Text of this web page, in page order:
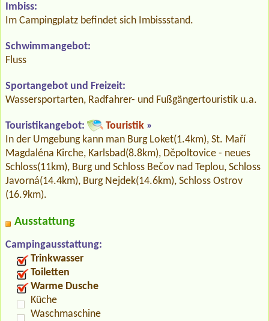
Imbiss:
Im Campingplatz befindet sich Imbissstand.
Schwimmangebot:
Fluss
Sportangebot und Freizeit:
Wassersportarten, Radfahrer- und Fußgängertouristik u.a.
Touristikangebot: Touristik »
In der Umgebung kann man Burg Loket(1.4km), St. Maří
Magdaléna Kirche, Karlsbad(8.8km), Děpoltovice - neues
Schloss(11km), Burg und Schloss Bečov nad Teplou, Schloss
Javorná(14.4km), Burg Nejdek(14.6km), Schloss Ostrov
(16.9km).
Ausstattung
Campingausstattung:
Trinkwasser
Toiletten
Warme Dusche
Küche
Waschmaschine